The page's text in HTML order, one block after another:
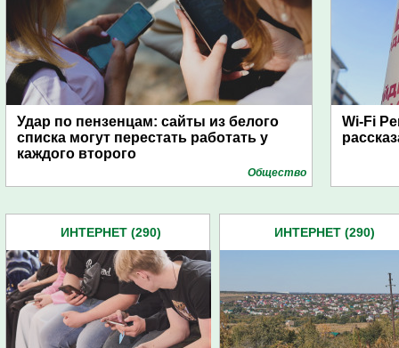
Удар по пензенцам: сайты из белого
списка могут перестать работать у
каждого второго
Общество
Wi-Fi
ИНТЕРНЕТ (290) ИНТЕРНЕТ (290)